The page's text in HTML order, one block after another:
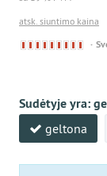
atsk. siuntimo kaina
Sudėtyje yra:
geltona